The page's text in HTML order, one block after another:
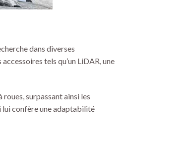
dans diverses
tels qu’un LiDAR, une
surpassant ainsi les
lui confère une adaptabilité